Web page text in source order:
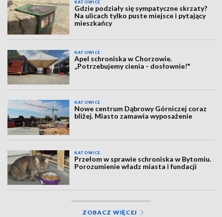
KATOWICE
Gdzie podziały się sympatyczne skrzaty?
Na ulicach tylko puste miejsce i pytający
mieszkańcy
KATOWICE
Apel schroniska w Chorzowie.
„Potrzebujemy cienia - dosłownie!"
KATOWICE
Nowe centrum Dąbrowy Górniczej coraz
bliżej. Miasto zamawia wyposażenie
KATOWICE
Przełom w sprawie schroniska w Bytomiu.
Porozumienie władz miasta i fundacji
ZOBACZ WIĘCEJ